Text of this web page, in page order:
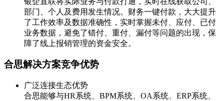
部门、个人及费用发生情况。财务一键付款，大大提升
了工作效率及数据准确性，实时掌握未付、应付、已付
业务数据，避免了错付、重付、漏付等问题的出现，保
障了线上报销管理的资金安全。
合思解决方案竞争优势
广泛连接生态优势
合思能够与HR系统、BPM系统、OA系统、ERP系统、